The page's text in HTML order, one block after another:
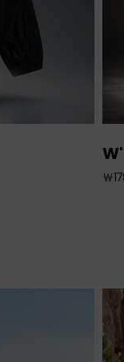
W'
￦